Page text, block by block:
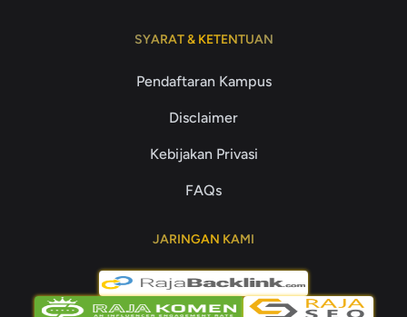
SYARAT & KETENTUAN
Pendaftaran Kampus
Disclaimer
Kebijakan Privasi
FAQs
JARINGAN KAMI